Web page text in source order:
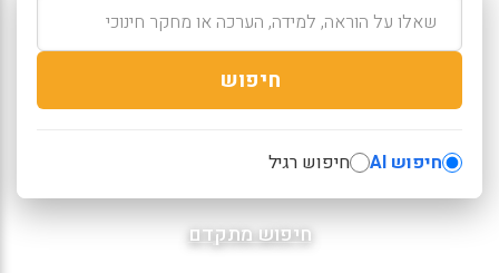
חיפוש
חיפוש AI חיפוש רגיל
חיפוש מתקדם